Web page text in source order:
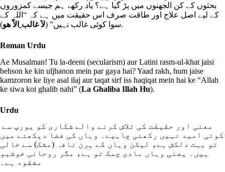
بحثوں کے کن الجھنوں میں پڑ گیا ہے؟ یاد رکھ، ہم جیسے کمزوروں
کے لیے اصل علاج اور طاقت صرف اس حقیقت میں ہے کہ “اللہ کے
سوا کوئی غالب نہیں” (لاَ غالب ِالاّ ھو ).
Roman Urdu
Ae Musalman! Tu la-deeni (secularism) aur Latini rasm-ul-khat jaisi
behson ke kin uljhanon mein par gaya hai? Yaad rakh, hum jaise
kamzoron ke liye asal ilaj aur taqat sirf iss haqiqat mein hai ke “Allah
ke siwa koi ghalib nahi” (La Ghaliba Illah Hu).
Urdu
کوئی امید نہیں رکھنی چاہیے۔ وہاں کی فضا دیکھنے میں
تو بہت دلکش ہے، لیکن وہاں کے ہرن نافہ (مشک) سے خالی
ہیں۔ یعنی وہاں مادی چمک تو ہے، مگر روحانی خوشبو
مفقود ہے۔